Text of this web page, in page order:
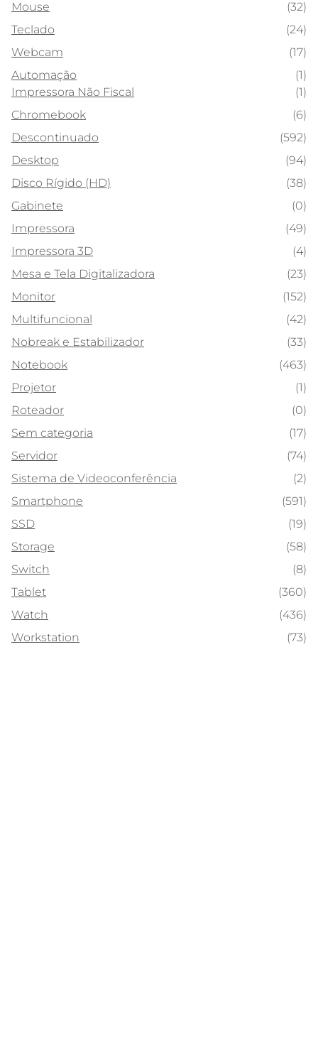
Mouse
(32)
Teclado
(24)
Webcam
(17)
Automação
(1)
Impressora Não Fiscal
(1)
Chromebook
(6)
Descontinuado
(592)
Desktop
(94)
Disco Rígido (HD)
(38)
Gabinete
(0)
Impressora
(49)
Impressora 3D
(4)
Mesa e Tela Digitalizadora
(23)
Monitor
(152)
Multifuncional
(42)
Nobreak e Estabilizador
(33)
Notebook
(463)
Projetor
(1)
Roteador
(0)
Sem categoria
(17)
Servidor
(74)
Sistema de Videoconferência
(2)
Smartphone
(591)
SSD
(19)
Storage
(58)
Switch
(8)
Tablet
(360)
Watch
(436)
Workstation
(73)